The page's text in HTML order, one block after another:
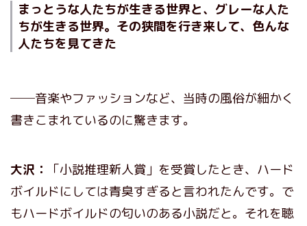
まっとうな人たちが生きる世界と、グレーな人た
ちが生きる世界。その狭間を行き来して、色んな
人たちを見てきた
──音楽やファッションなど、当時の風俗が細かく
書きこまれているのに驚きます。
大沢：
「小説推理新人賞」を受賞したとき、ハード
ボイルドにしては青臭すぎると言われたんです。で
もハードボイルドの匂いのある小説だと。それを聴